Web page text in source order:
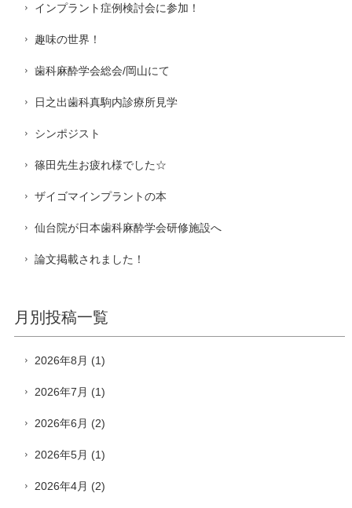
インプラント症例検討会に参加！
趣味の世界！
歯科麻酔学会総会/岡山にて
日之出歯科真駒内診療所見学
シンポジスト
篠田先生お疲れ様でした☆
ザイゴマインプラントの本
仙台院が日本歯科麻酔学会研修施設へ
論文掲載されました！
月別投稿一覧
2026年8月 (1)
2026年7月 (1)
2026年6月 (2)
2026年5月 (1)
2026年4月 (2)